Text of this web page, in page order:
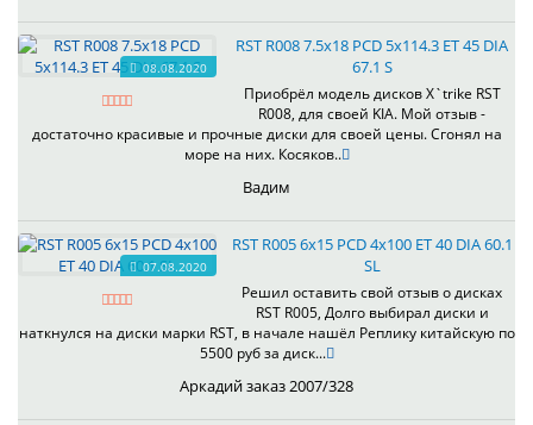
08.08.2020
RST R008 7.5x18 PCD 5x114.3 ET 45 DIA
67.1 S
Приобрёл модель дисков X`trike RST
R008, для своей KIA. Мой отзыв -
достаточно красивые и прочные диски для своей цены. Сгонял на
море на них. Косяков..
Вадим
07.08.2020
RST R005 6x15 PCD 4x100 ET 40 DIA 60.1
SL
Решил оставить свой отзыв о дисках
RST R005, Долго выбирал диски и
наткнулся на диски марки RST, в начале нашёл Реплику китайскую по
5500 руб за диск...
Аркадий заказ 2007/328